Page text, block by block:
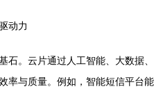
动力
石。云片通过人工智能、大数据、
率与质量。例如，智能短信平台能